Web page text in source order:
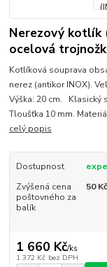
Nerezový kotlík
ocelová
Kotlíková souprava
nerez (antikor INOX).
Výška: 20 cm. Klasický
Tloušťka 10 mm.
celý popis
Dostupnost
Zvýšená cena
poštovného za
balík
50 Kč
1 660 Kč/ks
1 372 Kč bez DPH